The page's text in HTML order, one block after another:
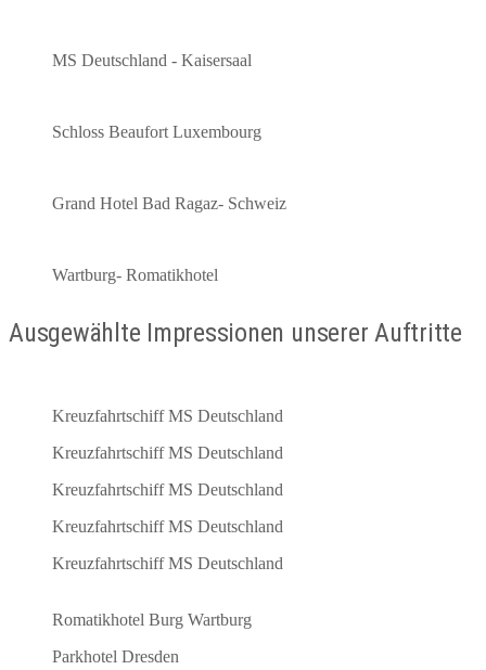
MS Deutschland - Kaisersaal
Schloss Beaufort Luxembourg
Grand Hotel Bad Ragaz- Schweiz
Wartburg- Romatikhotel
Ausgewählte Impressionen unserer Auftritte
Kreuzfahrtschiff MS Deutschland
Kreuzfahrtschiff MS Deutschland
Kreuzfahrtschiff MS Deutschland
Kreuzfahrtschiff MS Deutschland
Kreuzfahrtschiff MS Deutschland
Romatikhotel Burg Wartburg
Parkhotel Dresden